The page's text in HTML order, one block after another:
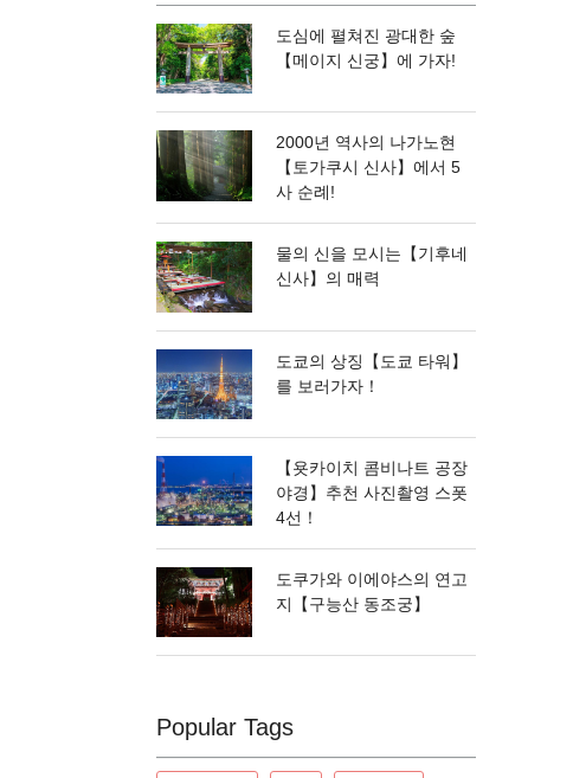
도심에 펼쳐진 광대한 숲
【메이지 신궁】에 가자!
2000년 역사의 나가노현
【토가쿠시 신사】에서 5
사 순례!
물의 신을 모시는【기후네
신사】의 매력
도쿄의 상징【도쿄 타워】
를 보러가자！
【욧카이치 콤비나트 공장
야경】추천 사진촬영 스폿
4선！
도쿠가와 이에야스의 연고
지【구능산 동조궁】
Popular Tags